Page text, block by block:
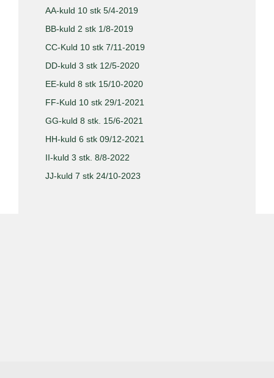
AA-kuld 10 stk 5/4-2019
BB-kuld 2 stk 1/8-2019
CC-Kuld 10 stk 7/11-2019
DD-kuld 3 stk 12/5-2020
EE-kuld 8 stk 15/10-2020
FF-Kuld 10 stk 29/1-2021
GG-kuld 8 stk. 15/6-2021
HH-kuld 6 stk 09/12-2021
II-kuld 3 stk. 8/8-2022
JJ-kuld 7 stk 24/10-2023